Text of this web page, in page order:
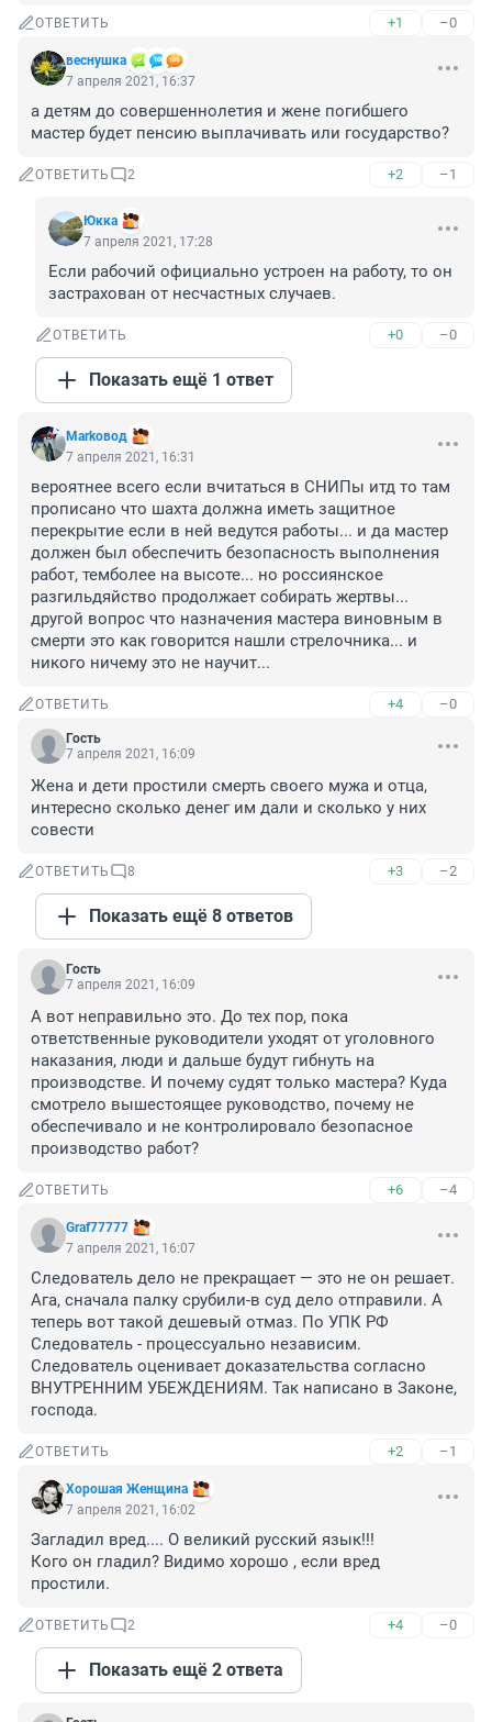
ОТВЕТИТЬ +1 –0
веснушка
7 апреля 2021, 16:37
а детям до совершеннолетия и жене погибшего
мастер будет пенсию выплачивать или государство?
ОТВЕТИТЬ 2 +2 –1
Юкка
7 апреля 2021, 17:28
Если рабочий официально устроен на работу, то он
застрахован от несчастных случаев.
ОТВЕТИТЬ +0 –0
Показать ещё 1 ответ
Markoвод
7 апреля 2021, 16:31
вероятнее всего если вчитаться в СНИПы итд то там
прописано что шахта должна иметь защитное
перекрытие если в ней ведутся работы... и да мастер
должен был обеспечить безопасность выполнения
работ, темболее на высоте... но россиянское
разгильдяйство продолжает собирать жертвы...
другой вопрос что назначения мастера виновным в
смерти это как говорится нашли стрелочника... и
никого ничему это не научит...
ОТВЕТИТЬ +4 –0
Гость
7 апреля 2021, 16:09
Жена и дети простили смерть своего мужа и отца,
интересно сколько денег им дали и сколько у них
совести
ОТВЕТИТЬ 8 +3 –2
Показать ещё 8 ответов
Гость
7 апреля 2021, 16:09
А вот неправильно это. До тех пор, пока
ответственные руководители уходят от уголовного
наказания, люди и дальше будут гибнуть на
производстве. И почему судят только мастера? Куда
смотрело вышестоящее руководство, почему не
обеспечивало и не контролировало безопасное
производство работ?
ОТВЕТИТЬ +6 –4
Graf77777
7 апреля 2021, 16:07
Следователь дело не прекращает — это не он решает.
Ага, сначала палку срубили-в суд дело отправили. А
теперь вот такой дешевый отмаз. По УПК РФ
Следователь - процессуально независим.
Следователь оценивает доказательства согласно
ВНУТРЕННИМ УБЕЖДЕНИЯМ. Так написано в Законе,
господа.
ОТВЕТИТЬ +2 –1
Хорошая Женщина
7 апреля 2021, 16:02
Загладил вред.... О великий русский язык!!!
Кого он гладил? Видимо хорошо , если вред
простили.
ОТВЕТИТЬ 2 +4 –0
Показать ещё 2 ответа